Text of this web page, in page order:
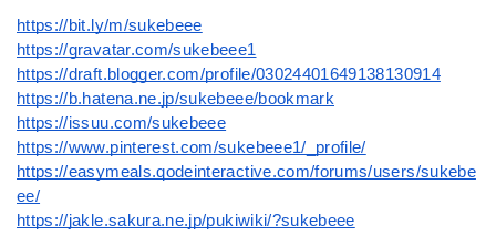
https://bit.ly/m/sukebeee
https://gravatar.com/sukebeee1
https://draft.blogger.com/profile/03024401649138130914
https://b.hatena.ne.jp/sukebeee/bookmark
https://issuu.com/sukebeee
https://www.pinterest.com/sukebeee1/_profile/
https://easymeals.qodeinteractive.com/forums/users/sukebe
ee/
https://jakle.sakura.ne.jp/pukiwiki/?sukebeee